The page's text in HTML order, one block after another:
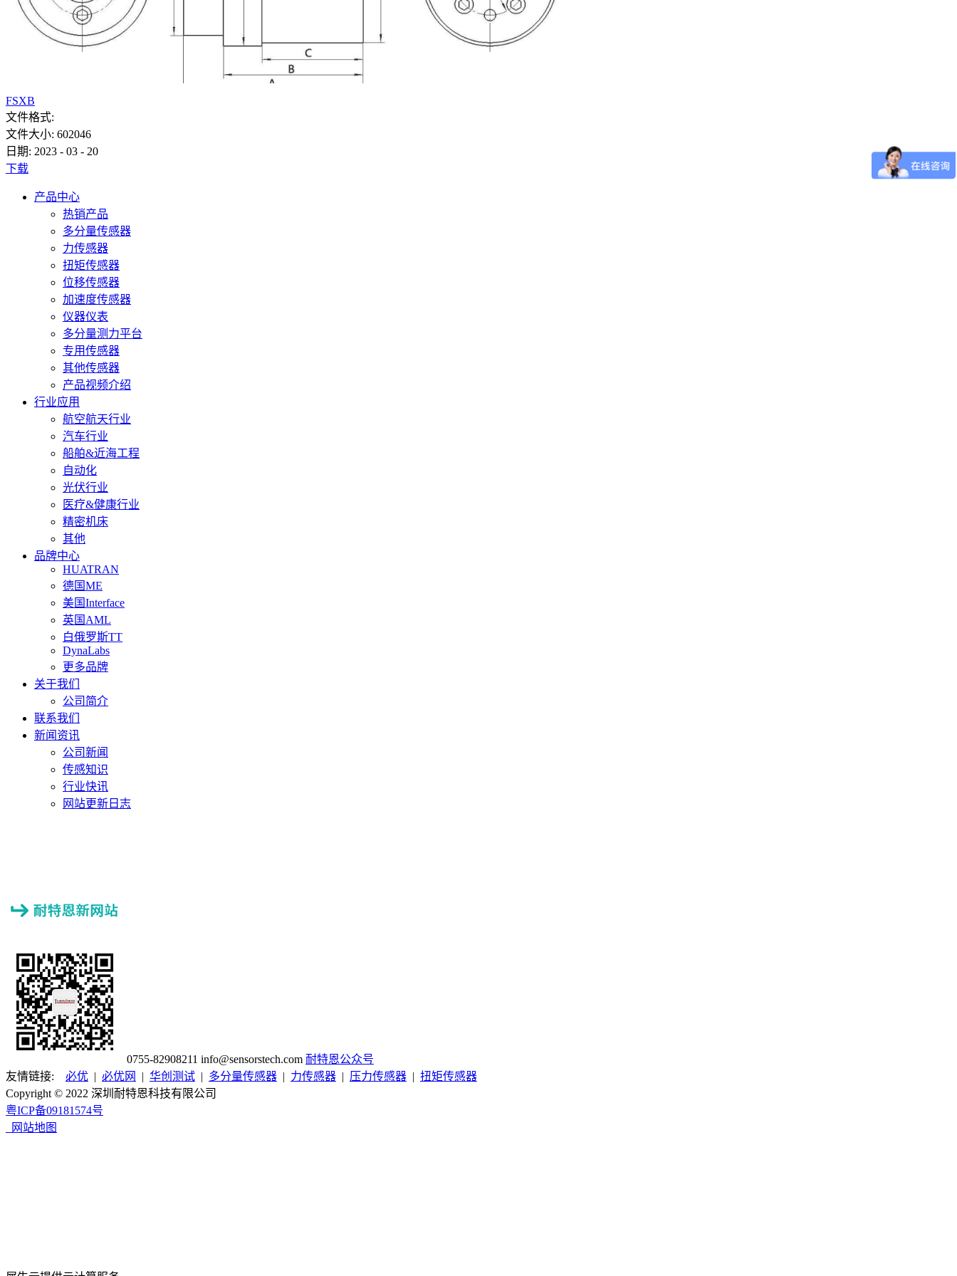
FSXB
文件格式:
文件大小: 602046
日期: 2023 - 03 - 20
下载
产品中心
热销产品
多分量传感器
力传感器
扭矩传感器
位移传感器
加速度传感器
仪器仪表
多分量测力平台
专用传感器
其他传感器
产品视频介绍
行业应用
航空航天行业
汽车行业
船舶&近海工程
自动化
光伏行业
医疗&健康行业
精密机床
其他
品牌中心
HUATRAN
德国ME
美国Interface
英国AML
白俄罗斯TT
DynaLabs
更多品牌
关于我们
公司简介
联系我们
新闻资讯
公司新闻
传感知识
行业快讯
网站更新日志
0755-82908211 info@sensorstech.com 耐特恩公众号
友情链接: 必优 必优网 华创测试 多分量传感器 力传感器 压力传感器
扭矩传感器
Copyright © 2022 深圳耐特恩科技有限公司
粤ICP备09181574号
网站地图